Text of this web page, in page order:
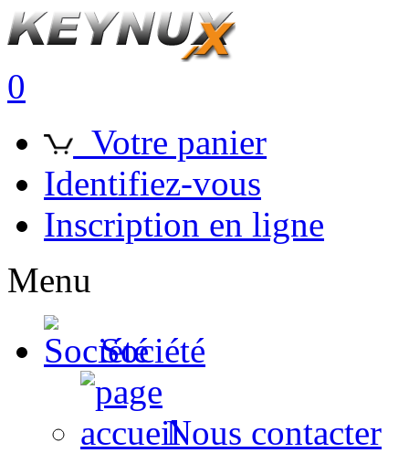
0
Votre panier
Identifiez-vous
Inscription en ligne
Menu
Société
Nous contacter